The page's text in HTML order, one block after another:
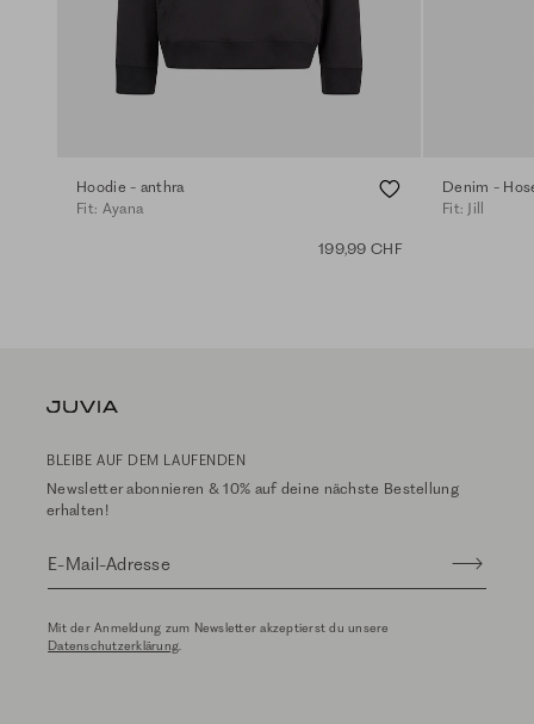
Hoodie - anthra
Fit: Ayana
199,99 CHF
Denim -
Fit: Jill
BLEIBE AUF DEM LAUFENDEN
Newsletter abonnieren & 10% auf deine nächste Bestellung
erhalten!
E-Mail-Adresse
Mit der Anmeldung zum Newsletter akzeptierst du unsere
Datenschutzerklärung